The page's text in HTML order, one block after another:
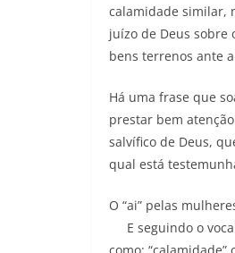
calamidade similar,
juízo de Deus sobre
bens terrenos ante
Há uma frase que
prestar bem
salvífico de Deus,
qual está
O “ai” pelas
E seguindo o
como: “calamidade”